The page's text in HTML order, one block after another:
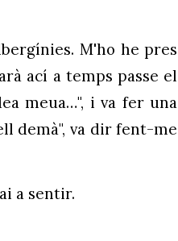
M'ho he pres
ací a temps passe el
meua…", i va fer una
demà", va dir fent-me
a sentir.